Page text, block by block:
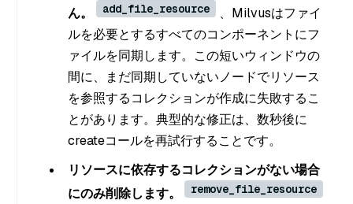
ん。
add_file_resource
、Milvusはファイ
ルを必要とするすべてのコンポーネントにフ
ァイルを同期します。この短いウィンドウの
間に、まだ同期していないノードでリソース
を参照するコレクションが作成に失敗するこ
とがあります。典型的な修正は、数秒後に
createコールを再試行することです。
リソースに依存するコレクションがない場合
にのみ削除します。
remove_file_resource